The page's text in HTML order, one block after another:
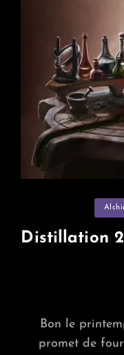
Distillation
Bon le
promet de